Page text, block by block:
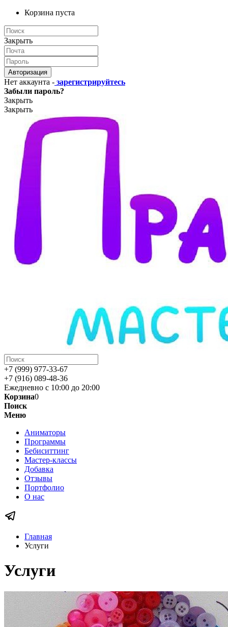
Корзина пуста
Закрыть
Авторизация
Нет аккаунта - зарегистрируйтесь
Забыли пароль?
Закрыть
Закрыть
+7 (999) 977-33-67
+7 (916) 089-48-36
Ежедневно с 10:00 до 20:00
Корзина0
Поиск
Меню
Аниматоры
Программы
Бебиситтинг
Мастер-классы
Добавка
Отзывы
Портфолио
О нас
Главная
Услуги
Услуги